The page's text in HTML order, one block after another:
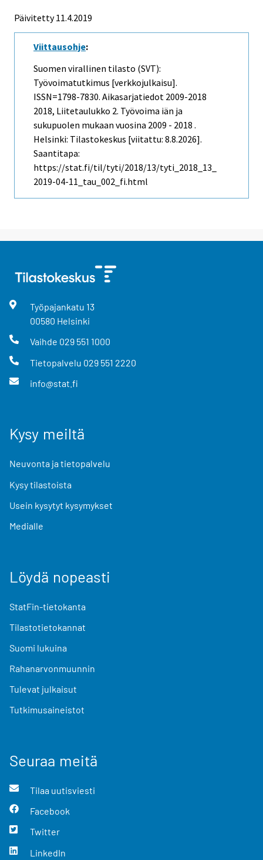
Päivitetty 11.4.2019
Viittausohje:
Suomen virallinen tilasto (SVT):
Työvoimatutkimus [verkkojulkaisu].
ISSN=1798-7830. Aikasarjatiedot 2009-2018
2018, Liitetaulukko 2. Työvoima iän ja
sukupuolen mukaan vuosina 2009 - 2018 .
Helsinki: Tilastokeskus [viitattu: 8.8.2026].
Saantitapa:
https://stat.fi/til/tyti/2018/13/tyti_2018_13_
2019-04-11_tau_002_fi.html
Työpajankatu 13
00580 Helsinki
Vaihde 029 551 1000
Tietopalvelu 029 551 2220
info@stat.fi
Kysy meiltä
Neuvonta ja tietopalvelu
Kysy tilastoista
Usein kysytyt kysymykset
Medialle
Löydä nopeasti
StatFin-tietokanta
Tilastotietokannat
Suomi lukuina
Rahanarvonmuunnin
Tulevat julkaisut
Tutkimusaineistot
Seuraa meitä
Tilaa uutisviesti
Facebook
Twitter
LinkedIn